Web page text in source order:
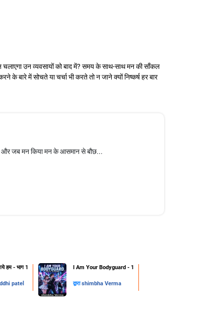
उन व्यवसायों को बाद में? समय के साथ-साथ मन की साँकल
बारे में सोचते या चर्चा भी करते तो न जाने क्यों निष्कर्ष हर बार
और जब मन किया मन के आसमान से बौछ...
हम - भाग 1
patel
I Am Your Bodyguard - 1
द्वाराshimbha Verma